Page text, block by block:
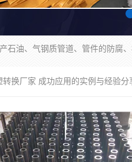
转换厂家 成功应用的实例与经验分